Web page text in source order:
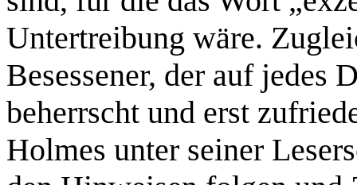
Untertreibung wäre.
Besessener, der auf jedes
beherrscht und erst
Holmes unter seiner